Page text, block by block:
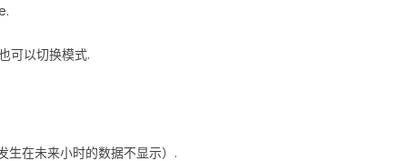
可以切换模式.
生在未来小时的数据不显示）.